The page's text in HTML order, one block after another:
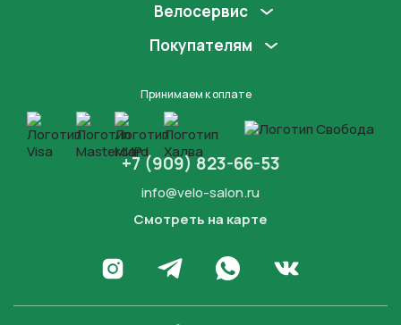
Велосервис
Покупателям
Принимаем к оплате
+7 (909) 823-66-53
info@velo-salon.ru
Смотреть на карте
Перейти в Инстаграм
Написать в Телеграм
Написать в WhatsApp
Перейти во